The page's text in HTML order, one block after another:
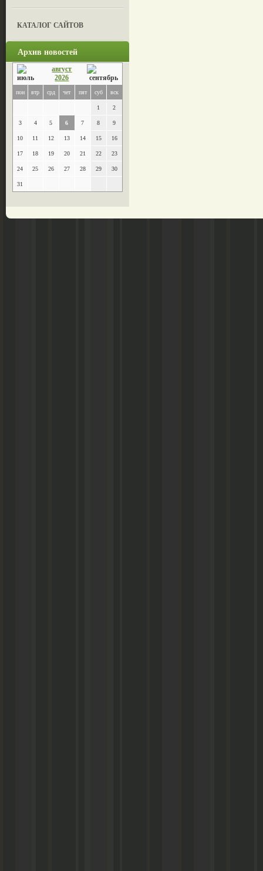
КАТАЛОГ САЙТОВ
Архив новостей
август
2026
пон втр срд чет пят суб вск
1 2
3 4 5 6 7 8 9
10 11 12 13 14 15 16
17 18 19 20 21 22 23
24 25 26 27 28 29 30
31